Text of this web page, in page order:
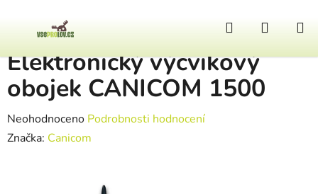
Hledat
Domů
Elektronický výcvikový
obojek CANICOM 1500
Průměrné hodnocení produktu je 0,0 z 5 hvězdiček.
Neohodnoceno Podrobnosti hodnocení
Značka: Canicom